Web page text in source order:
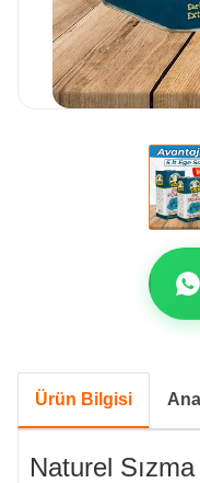
Ürün Bilgisi
Naturel